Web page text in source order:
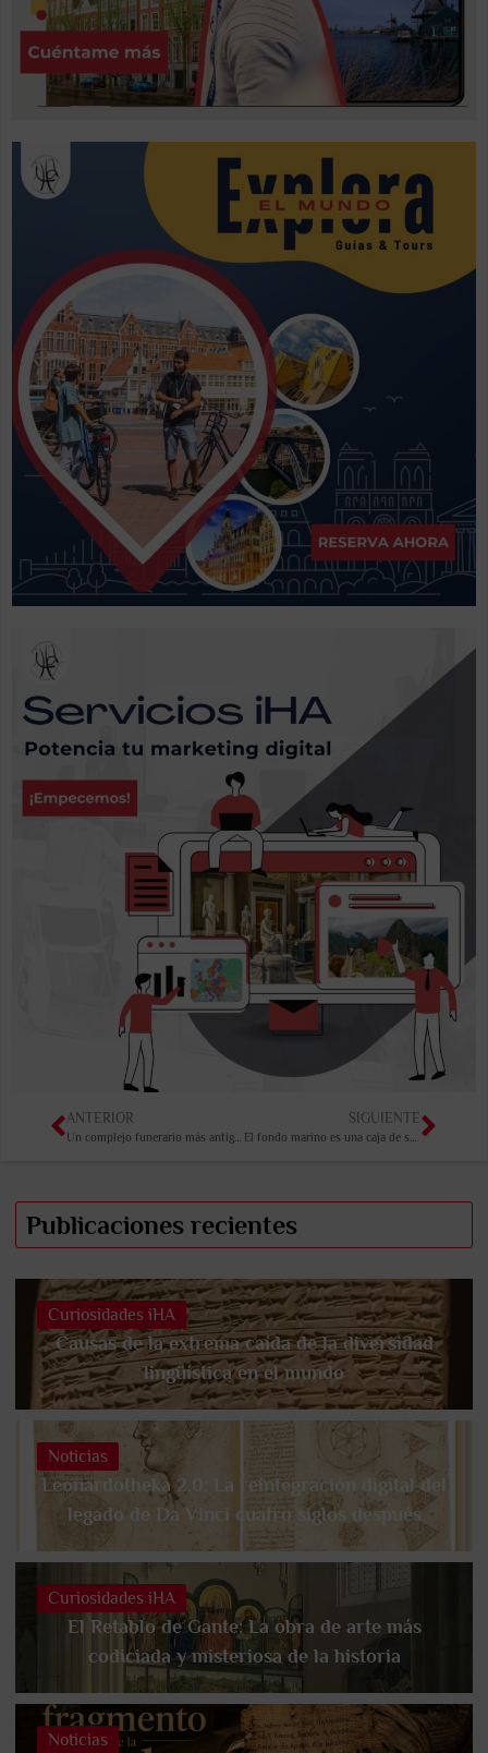
ANTERIOR
Un complejo funerario más antiguo que las pirámides de Egipto
SIGUIENTE
Publicaciones recientes
Curiosidades iHA
Causas de la extrema caída de la diversidad
lingüística en el mundo
Noticias
Leonardotheka 2.0: La reintegración digital del
legado de Da Vinci cuatro siglos después
Curiosidades iHA
El Retablo de Gante: La obra de arte más
codiciada y misteriosa de la historia
Noticias